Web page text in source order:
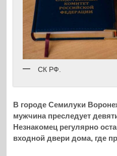
СК РФ.
В городе Семилуки
мужчина преследует
Незнакомец регулярно
входной двери дома, где